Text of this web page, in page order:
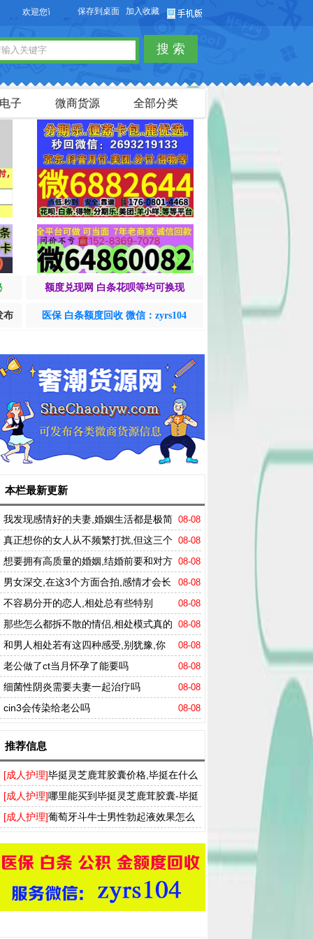
您访问【货品源】微商货源网站，本站可以免费发布微商货源信息，免费发布供
保存到桌面 加入收藏
搜 索
子 微商货源 全部分类
额度兑现网 白条花呗等均可换现
布 医保 白条额度回收 微信：zyrs104
栏最新更新
08-08
我发现感情好的夫妻,婚姻生活都是极简
的,他们只做了这五件事 08-08
真正想你的女人从不频繁打扰,但这三个
细节早已暴露了她的心意 08-08
想要拥有高质量的婚姻,结婚前要和对方
谈谈这些问题 08-08
男女深交,在这3个方面合拍,感情才会长
久 08-08
不容易分开的恋人,相处总有些特别
08-08
那些怎么都拆不散的情侣,相处模式真的
和普通人不一样 08-08
和男人相处若有这四种感受,别犹豫,你
大概率是嫁对了人, 08-08
老公做了ct当月怀孕了能要吗
08-08
细菌性阴炎需要夫妻一起治疗吗
08-08
cin3会传染给老公吗
荐信息
[成人护理]毕挺灵芝鹿茸胶囊价格,毕挺在什么
药店能买到
[成人护理]哪里能买到毕挺灵芝鹿茸胶囊-毕挺
雪佳牌灵芝鹿茸胶囊说明书
[成人护理]葡萄牙斗牛士男性勃起液效果怎么